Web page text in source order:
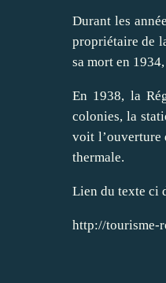
Durant les
propriétaire de
sa mort en
En 1938, la
colonies, la
voit l’ouverture
thermale.
Lien du texte ci
http://tourisme-